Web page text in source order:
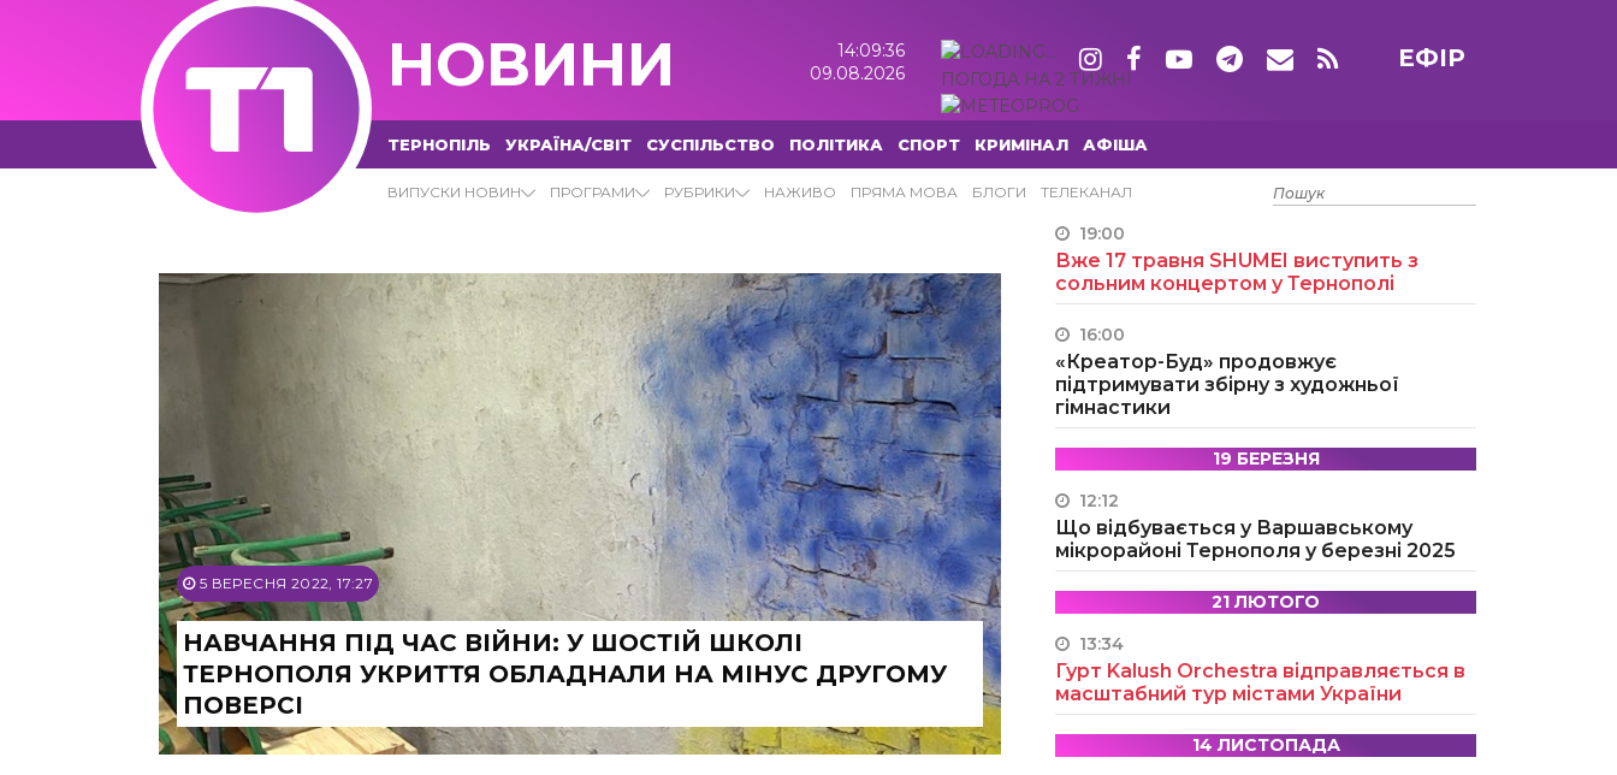
НОВИНИ
14:09:37
09.08.2026
ПОГОДА НА 2 ТИЖНІ
ЕФІР
ТЕРНОПІЛЬ УКРАЇНА/СВІТ СУСПІЛЬСТВО ПОЛІТИКА СПОРТ КРИМІНАЛ АФІША
ВИПУСКИ НОВИН ПРОГРАМИ РУБРИКИ НАЖИВО ПРЯМА МОВА БЛОГИ ТЕЛЕКАНАЛ
05.09.2022 - Т1 НОВИНИ
5 ВЕРЕСНЯ 2022, 17:27
НАВЧАННЯ ПІД ЧАС ВІЙНИ: У ШОСТІЙ ШКОЛІ
ТЕРНОПОЛЯ УКРИТТЯ ОБЛАДНАЛИ НА МІНУС ДРУГОМУ
ПОВЕРСІ
15 ТРАВНЯ
19:00
Вже 17 травня SHUMEI виступить з
сольним концертом у Тернополі
16:00
«Креатор-Буд» продовжує
підтримувати збірну з художньої
гімнастики
19 БЕРЕЗНЯ
12:12
Що відбувається у Варшавському
мікрорайоні Тернополя у березні 2025
21 ЛЮТОГО
13:34
Гурт Kalush Orchestra відправляється в
масштабний тур містами України
14 ЛИСТОПАДА